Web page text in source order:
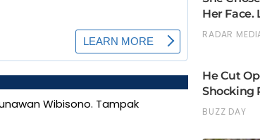
Wibisono. Tampak